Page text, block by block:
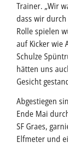
Trainer. „Wir
dass wir
Rolle spielen
auf Kicker wie
Schulze
hätten uns
Gesicht
Abgestiegen
Ende Mai
SF Graes,
Elfmeter und